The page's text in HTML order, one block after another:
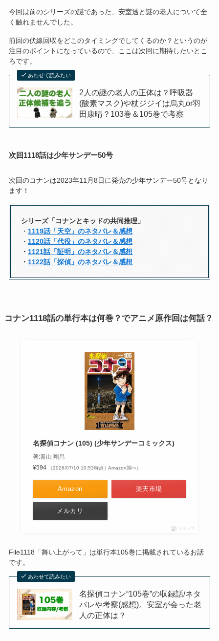
今回は前のシリーズの謎であった、安室透と謎の老人について全
く触れませんでした。
前回の伏線回収をどこのタイミングでしてくるのか？というのが
注目のポイントになっているので、ここは次回に期待したいとこ
ろです。
あわせて読みたい
2人の謎の老人の正体は？呼吸器
(酸素マスク)や杖ジジイは烏丸or羽
田康晴？103巻＆105巻で考察
次回1118話は少年サンデー50号
次回のコナンは2023年11月8日に発売の少年サンデー50号となり
ます！
シリーズ「コナンとキッドの共同推理」
・ 1119話「天空」のネタバレ＆感想
・ 1120話「代役」のネタバレ＆感想
・ 1121話「証明」のネタバレ＆感想
・ 1122話「探偵」のネタバレ＆感想
コナン1118話の単行本は何巻？でアニメ原作回は何話？
名探偵コナン (105) (少年サンデーコミックス)
著:青山 剛昌
¥594
（2026/07/10 10:53時点 | Amazon調べ）
Amazon 楽天市場
メルカリ
ポチップ
File1118「舞い上がって」は単行本105巻に掲載されているお話
です。
あわせて読みたい
名探偵コナン“105巻”の収録話/ネタ
バレや考察(感想)。安室が会った老
人の正体は？